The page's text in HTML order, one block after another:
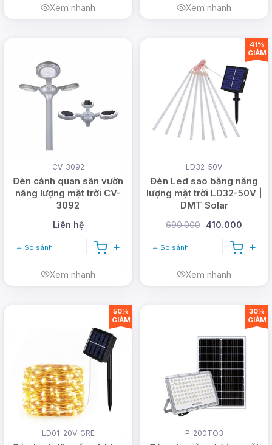
Xem nhanh Xem nhanh
CV-3092
Đèn cảnh quan sân vườn
năng lượng mặt trời CV-
3092
Liên hệ
So sánh
Xem nhanh
LD32-50V
Đèn Led sao băng năng
lượng mặt trời LD32-50V |
DMT Solar
690.000 410.000
So sánh
Xem nhanh
41%
GIẢM
LD01-20V-GRE
50%
GIẢM
P-200TO3
30%
GIẢM